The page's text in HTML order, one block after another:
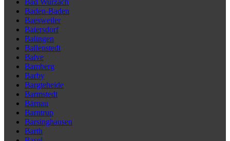
Bad Wurzach
Baden-Baden
Baesweiler
Baiersdorf
Balingen
Ballenstedt
Balve
Bamberg
Barby
Bargteheide
Barmstedt
Bärnau
Barntrup
Barsinghausen
Barth